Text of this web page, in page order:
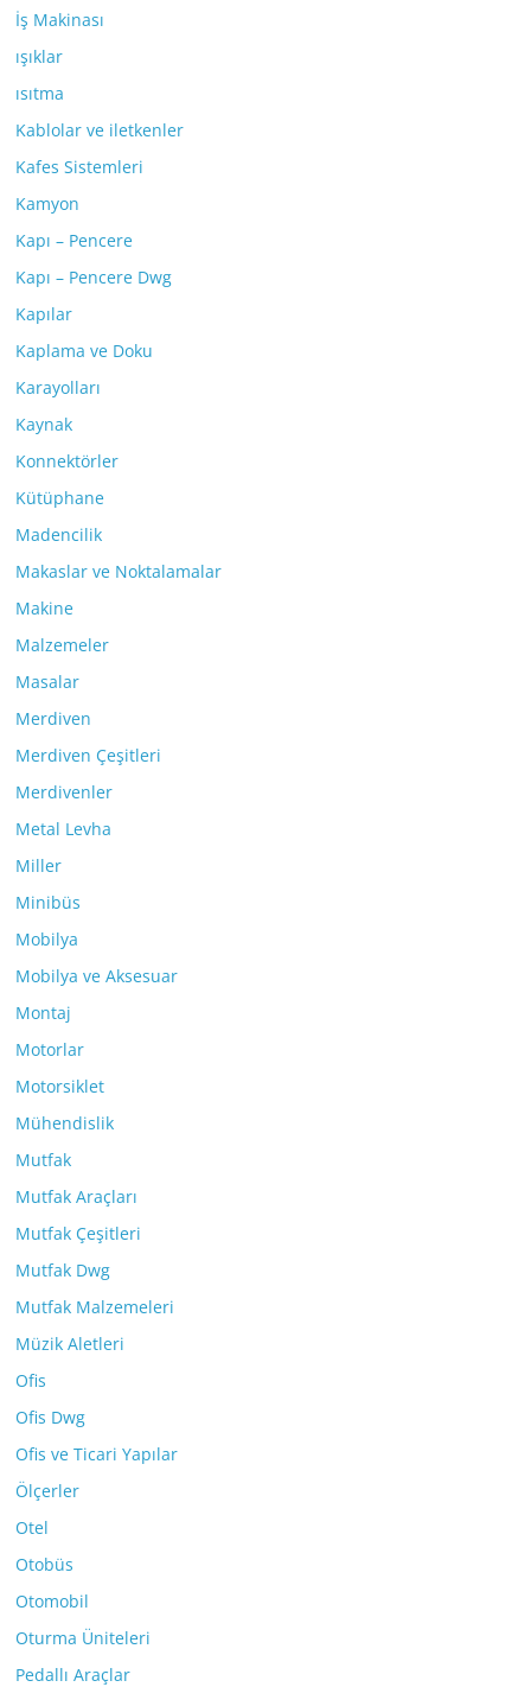
İş Makinası
ışıklar
ısıtma
Kablolar ve iletkenler
Kafes Sistemleri
Kamyon
Kapı – Pencere
Kapı – Pencere Dwg
Kapılar
Kaplama ve Doku
Karayolları
Kaynak
Konnektörler
Kütüphane
Madencilik
Makaslar ve Noktalamalar
Makine
Malzemeler
Masalar
Merdiven
Merdiven Çeşitleri
Merdivenler
Metal Levha
Miller
Minibüs
Mobilya
Mobilya ve Aksesuar
Montaj
Motorlar
Motorsiklet
Mühendislik
Mutfak
Mutfak Araçları
Mutfak Çeşitleri
Mutfak Dwg
Mutfak Malzemeleri
Müzik Aletleri
Ofis
Ofis Dwg
Ofis ve Ticari Yapılar
Ölçerler
Otel
Otobüs
Otomobil
Oturma Üniteleri
Pedallı Araçlar